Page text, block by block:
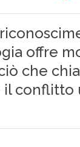
offre
che
il